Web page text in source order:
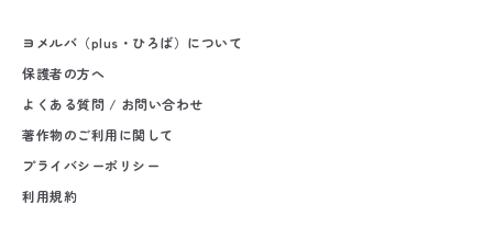
ヨメルバ（plus・ひろば）について
保護者の方へ
よくある質問 / お問い合わせ
著作物のご利用に関して
プライバシーポリシー
利用規約